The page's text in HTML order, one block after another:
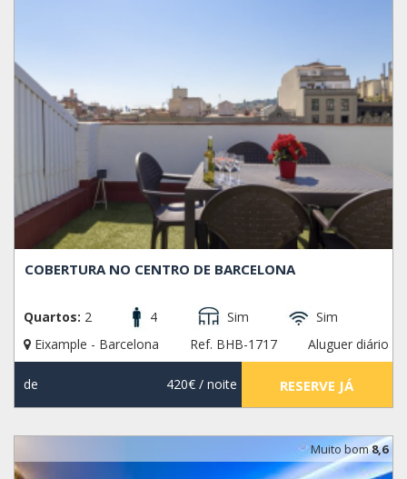
COBERTURA NO CENTRO DE BARCELONA
Quartos: 2 4 Sim
Sim
Eixample - Barcelona
Ref. BHB-1717 Aluguer diário
de 420€/ noite RESERVE JÁ
Muito bom8,6